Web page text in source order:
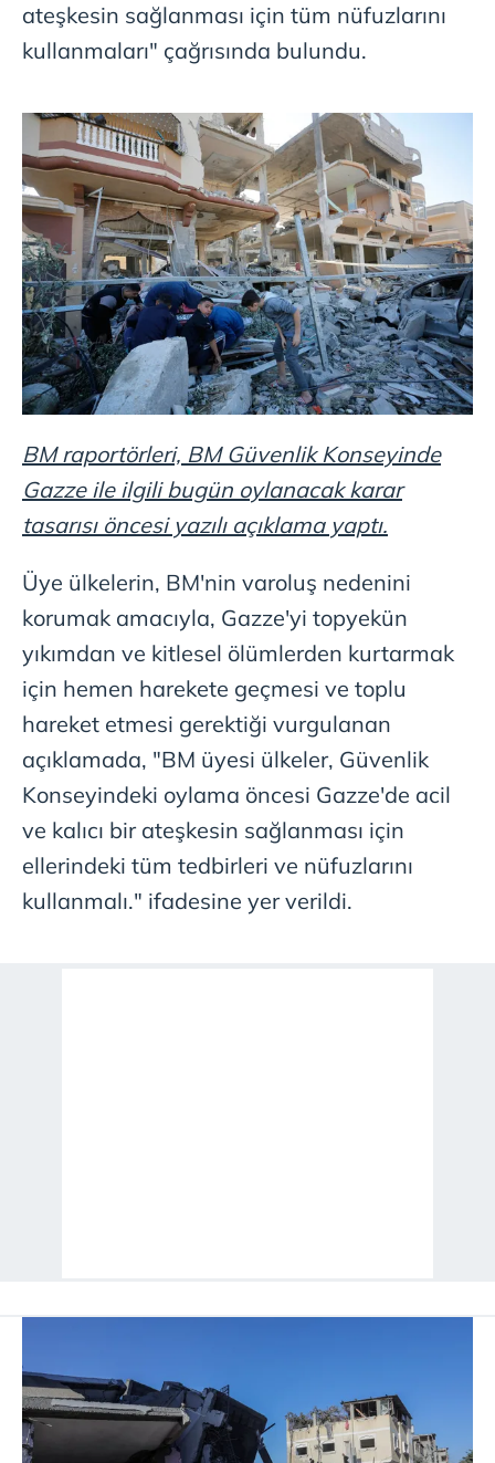
ateşkesin sağlanması için tüm nüfuzlarını
kullanmaları" çağrısında bulundu.
BM raportörleri, BM Güvenlik Konseyinde
Gazze ile ilgili bugün oylanacak karar
tasarısı öncesi yazılı açıklama yaptı.
Üye ülkelerin, BM'nin varoluş nedenini
korumak amacıyla, Gazze'yi topyekün
yıkımdan ve kitlesel ölümlerden kurtarmak
için hemen harekete geçmesi ve toplu
hareket etmesi gerektiği vurgulanan
açıklamada, "BM üyesi ülkeler, Güvenlik
Konseyindeki oylama öncesi Gazze'de acil
ve kalıcı bir ateşkesin sağlanması için
ellerindeki tüm tedbirleri ve nüfuzlarını
kullanmalı." ifadesine yer verildi.